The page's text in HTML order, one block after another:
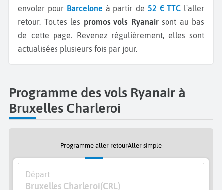
envoler pour Barcelone à partir de 52 € TTCl'aller
retour. Toutes les promos vols Ryanairsont au bas
de cette page. Revenez régulièrement, elles sont
actualisées plusieurs fois par jour.
Programme des vols Ryanair à
Bruxelles Charleroi
Programme aller-retourAller simple
Départ
Bruxelles Charleroi(CRL)